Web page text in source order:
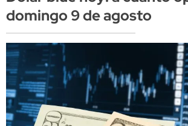
domingo 9 de agosto